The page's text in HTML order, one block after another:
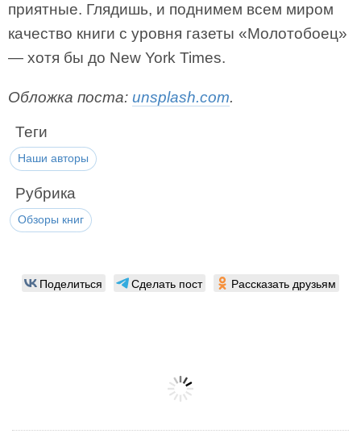
приятные. Глядишь, и поднимем всем миром
качество книги с уровня газеты «Молотобоец»
— хотя бы до New York Times.
Обложка поста: unsplash.com.
Теги
Наши авторы
Рубрика
Обзоры книг
Поделиться Сделать пост Рассказать друзьям